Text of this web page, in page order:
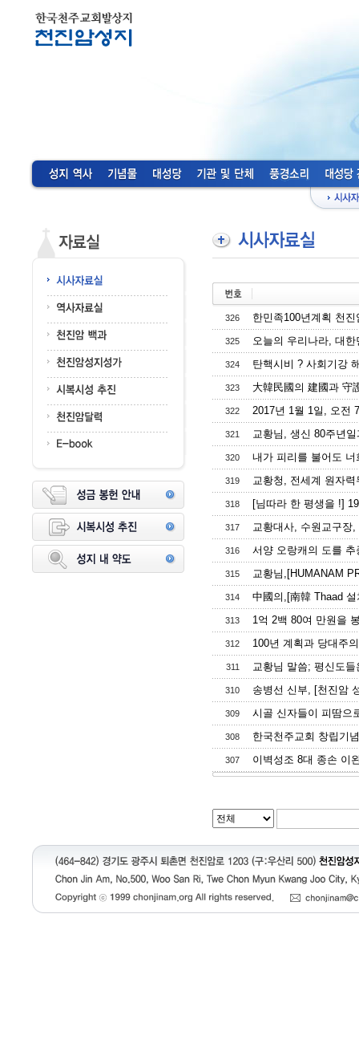
326 한민족100년계획 천
325 오늘의 우리나라, 대
324 탄핵시비 ? 사회기강
323 大韓民國의 建國과 守
322 2017년 1월 1일, 오전
321 교황님, 생신 80주년
320 내가 피리를 불어도
319 교황청, 전세계 원자
318 [님따라 한 평생을 !]
317 교황대사, 수원교구장
316 서양 오랑캐의 도를
315 교황님,[HUMANAM
314 中國의,[南韓 Thaad
313 1억 2백 80여 만원을
312 100년 계획과 당대주
311 교황님 말씀; 평신도
310 송병선 신부, [천진암
309 시골 신자들이 피땀으
308 한국천주교회 창립기
307 이벽성조 8대 종손 이